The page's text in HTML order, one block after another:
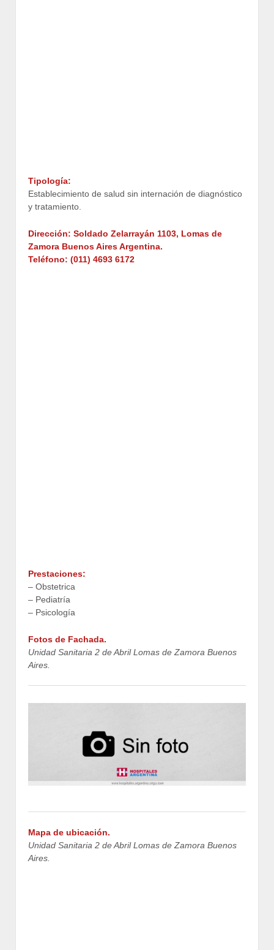
Tipología:
Establecimiento de salud sin internación de diagnóstico
y tratamiento.
Dirección: Soldado Zelarrayán 1103, Lomas de
Zamora Buenos Aires Argentina.
Teléfono: (011) 4693 6172
Prestaciones:
– Obstetrica
– Pediatría
– Psicología
Fotos de Fachada.
Unidad Sanitaria 2 de Abril Lomas de Zamora Buenos
Aires.
Mapa de ubicación.
Unidad Sanitaria 2 de Abril Lomas de Zamora Buenos
Aires.